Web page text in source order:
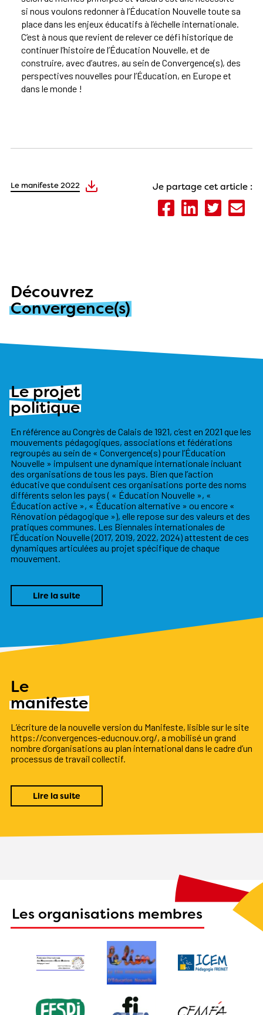
si nous voulons redonner à l’Éducation Nouvelle toute sa
place dans les enjeux éducatifs à l’échelle internationale.
C’est à nous que revient de relever ce défi historique de
continuer l’histoire de l’Éducation Nouvelle, et de
construire, avec d’autres, au sein de Convergence(s), des
perspectives nouvelles pour l’Éducation, en Europe et
dans le monde !
Le manifeste 2022 Je partage cet article :
Découvrez
Convergence(s)
Le projet
politique
En référence au Congrès de Calais de 1921, c’est en 2021 que les
mouvements pédagogiques, associations et fédérations
regroupés au sein de « Convergence(s) pour l’Éducation
Nouvelle » impulsent une dynamique internationale incluant
des organisations de tous les pays. Bien que l’action
éducative que conduisent ces organisations porte des noms
différents selon les pays ( « Éducation Nouvelle », «
Éducation active », « Éducation alternative » ou encore «
Rénovation pédagogique »), elle repose sur des valeurs et des
pratiques communes. Les Biennales internationales de
l’Éducation Nouvelle (2017, 2019, 2022, 2024) attestent de ces
dynamiques articulées au projet spécifique de chaque
mouvement.
Lire la suite
Le
manifeste
L’écriture de la nouvelle version du Manifeste, lisible sur le site
https://convergences-educnouv.org/, a mobilisé un grand
nombre d’organisations au plan international dans le cadre d’un
processus de travail collectif.
Lire la suite
Les organisations membres